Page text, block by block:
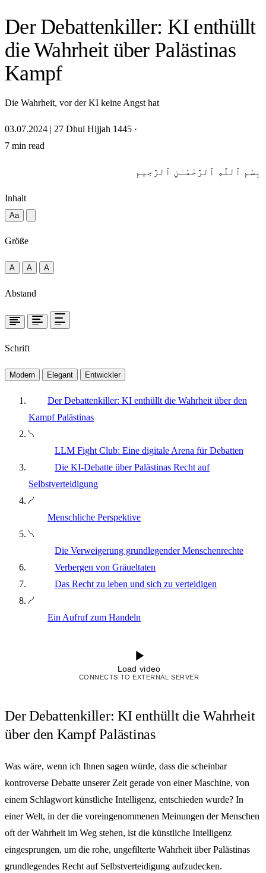
Der Debattenkiller: KI enthüllt
die Wahrheit über Palästinas
Kampf
Die Wahrheit, vor der KI keine Angst hat
03.07.2024 | 27 Dhul Hijjah 1445 ·
7 min read
بِسْمِ ٱللَّهِ ٱلرَّحْمَـٰنِ ٱلرَّحِيمِ
Inhalt
Aa
Größe
A A A
Abstand
Schrift
Modern Elegant Entwickler
Der Debattenkiller: KI enthüllt die Wahrheit über den
Kampf Palästinas
LLM Fight Club: Eine digitale Arena für Debatten
Die KI-Debatte über Palästinas Recht auf
Selbstverteidigung
Menschliche Perspektive
Die Verweigerung grundlegender Menschenrechte
Verbergen von Gräueltaten
Das Recht zu leben und sich zu verteidigen
Ein Aufruf zum Handeln
Load video
CONNECTS TO EXTERNAL SERVER
Der Debattenkiller: KI enthüllt die Wahrheit
über den Kampf Palästinas
Was wäre, wenn ich Ihnen sagen würde, dass die scheinbar
kontroverse Debatte unserer Zeit gerade von einer Maschine, von
einem Schlagwort künstliche Intelligenz, entschieden wurde? In
einer Welt, in der die voreingenommenen Meinungen der Menschen
oft der Wahrheit im Weg stehen, ist die künstliche Intelligenz
eingesprungen, um die rohe, ungefilterte Wahrheit über Palästinas
grundlegendes Recht auf Selbstverteidigung aufzudecken.